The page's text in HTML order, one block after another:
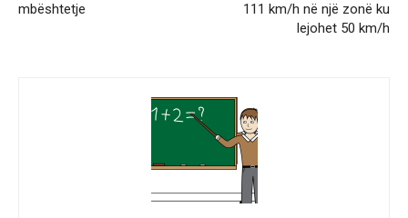
mbështetje
111 km/h në një zonë ku
lejohet 50 km/h